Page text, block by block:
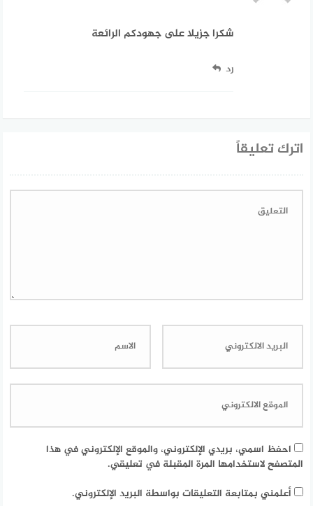
شكرا جزيلا على جهودكم الرائعة
رد
اترك تعليقاً
احفظ اسمي، بريدي الإلكتروني، والموقع الإلكتروني في هذا
المتصفح لاستخدامها المرة المقبلة في تعليقي.
أعلمني بمتابعة التعليقات بواسطة البريد الإلكتروني.